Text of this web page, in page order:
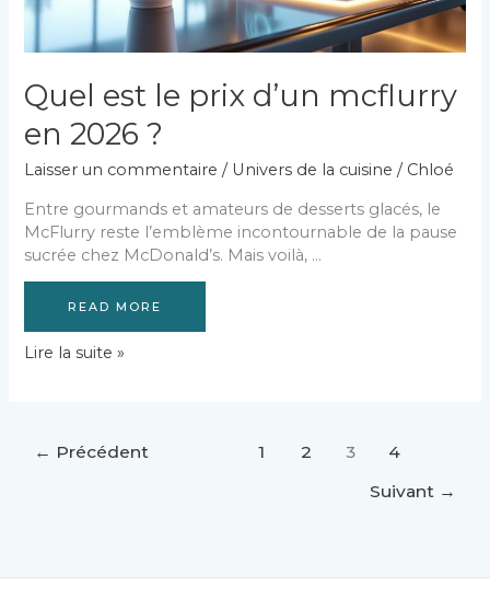
Quel est le prix d’un mcflurry
en 2026 ?
Laisser un commentaire / Univers de la cuisine / Chloé
Entre gourmands et amateurs de desserts glacés, le
McFlurry reste l’emblème incontournable de la pause
sucrée chez McDonald’s. Mais voilà, …
READ MORE
Quel
d’un
Lire la suite »
← Précédent 1 2 3
4
Suivant →